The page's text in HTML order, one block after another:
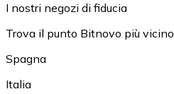
I nostri negozi di fiducia
Trova il punto Bitnovo più vicino
Spagna
Italia